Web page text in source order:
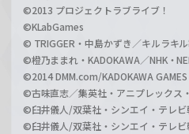
©2013 プロジェクトラブライブ！
©KLabGames
© TRIGGER・中島かずき／キルラキ
©橙乃ままれ・KADOKAWA／NHK・
©2014 DMM.com/KADOKAWA
©古味直志／集英社・アニプレックス
©臼井儀人/双葉社・シンエイ・テレビ
©臼井儀人/双葉社・シンエイ・テレ